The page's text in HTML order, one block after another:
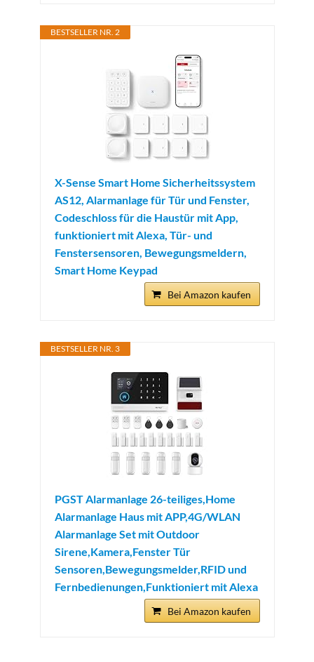
BESTSELLER NR. 2
X-Sense Smart Home Sicherheitssystem
AS12, Alarmanlage für Tür und Fenster,
Codeschloss für die Haustür mit App,
funktioniert mit Alexa, Tür- und
Fenstersensoren, Bewegungsmeldern,
Smart Home Keypad
Bei Amazon kaufen
BESTSELLER NR. 3
PGST Alarmanlage 26-teiliges,Home
Alarmanlage Haus mit APP,4G/WLAN
Alarmanlage Set mit Outdoor
Sirene,Kamera,Fenster Tür
Sensoren,Bewegungsmelder,RFID und
Fernbedienungen,Funktioniert mit Alexa
Bei Amazon kaufen